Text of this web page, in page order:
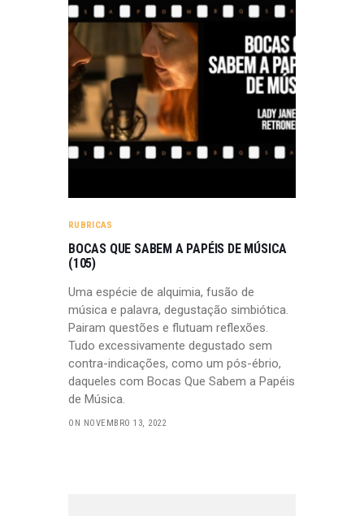
RUBRICAS
BOCAS QUE SABEM A PAPÉIS DE MÚSICA
(105)
Uma espécie de alquimia, fusão de
música e palavra, degustação simbiótica.
Pairam questões e flutuam reflexões.
Tudo excessivamente degustado sem
contra-indicações, como um pós-ébrio,
daqueles com Bocas Que Sabem a Papéis
de Música.
ON NOVEMBRO 13, 2022